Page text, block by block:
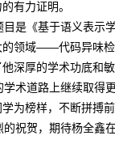
有力证明。
是《基于语义表示
的领域——代码异味
深厚的学术功底和
术道路上继续取得
为榜样，不断拼搏
祝贺，期待杨全鑫